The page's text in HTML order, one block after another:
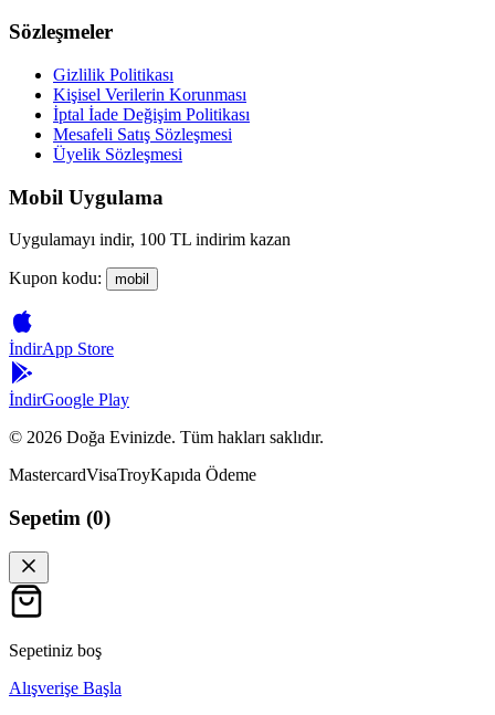
Sözleşmeler
Gizlilik Politikası
Kişisel Verilerin Korunması
İptal İade Değişim Politikası
Mesafeli Satış Sözleşmesi
Üyelik Sözleşmesi
Mobil Uygulama
Uygulamayı indir, 100 TL indirim kazan
Kupon kodu: mobil
İndirApp Store
İndirGoogle Play
© 2026 Doğa Evinizde. Tüm hakları saklıdır.
MastercardVisaTroyKapıda Ödeme
Sepetim (0)
Sepetiniz boş
Alışverişe Başla